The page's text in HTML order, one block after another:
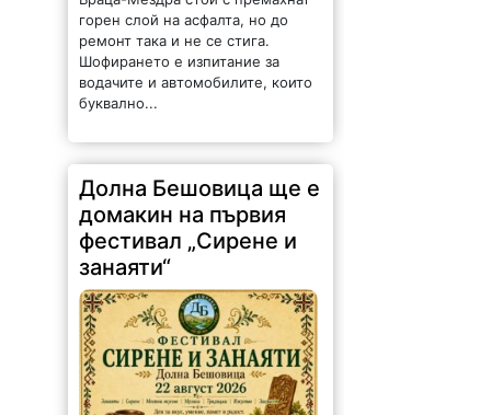
Долна Бешовица ще е
домакин на първия
фестивал „Сирене и
занаяти“